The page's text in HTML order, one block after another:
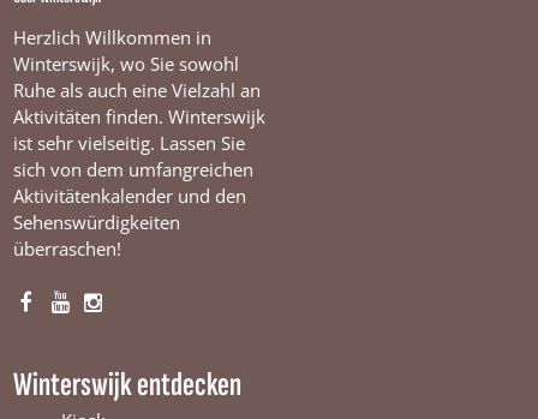
Herzlich Willkommen in
Winterswijk, wo Sie sowohl
Ruhe als auch eine Vielzahl an
Aktivitäten finden. Winterswijk
ist sehr vielseitig. Lassen Sie
sich von dem umfangreichen
Aktivitätenkalender und den
Sehenswürdigkeiten
überraschen!
F
e
Y
T
I
t
Winterswijk entdecken